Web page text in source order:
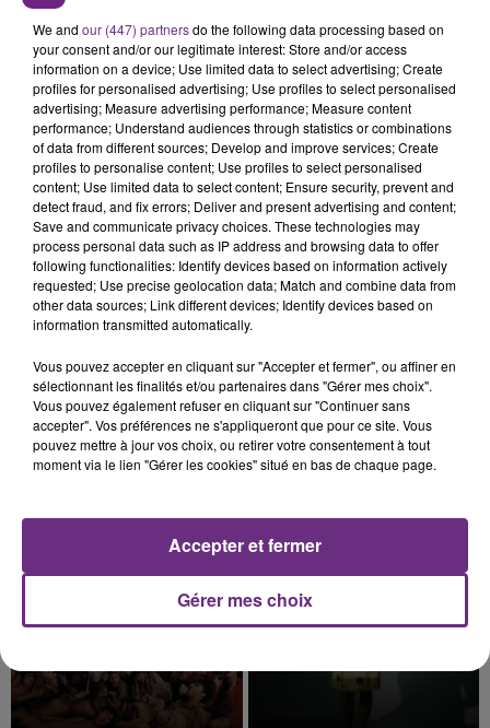
LE MAGASIN JOUÉCLUB DE REIMS FERME
SES PORTES
C'était l'une des institutions du centre-ville
rémois. Le magasin JouéClub est contraint de
fermer ses portes.
TITRES DIFFUSÉS
8h02
8h02 7h59
7h59
We and our (447) partnersdo the following data processing based on
your consent and/or our legitimate interest: Store and/or access
information on a device; Use limited data to select advertising; Create
profiles for personalised advertising; Use profiles to select personalised
advertising; Measure advertising performance; Measure content
performance; Understand audiences through statistics or combinations
of data from different sources; Develop and improve services; Create
profiles to personalise content; Use profiles to select personalised
content; Use limited data to select content; Ensure security, prevent and
detect fraud, and fix errors; Deliver and present advertising and content;
Save and communicate privacy choices. These technologies may
process personal data such as IP address and browsing data to offer
following functionalities: Identify devices based on information actively
requested; Use precise geolocation data; Match and combine data from
other data sources; Link different devices; Identify devices based on
information transmitted automatically.
Vous pouvez accepter en cliquant sur "Accepter et fermer", ou affiner en
sélectionnant les finalités et/ou partenaires dans "Gérer mes choix".
Vous pouvez également refuser en cliquant sur "Continuer sans
accepter". Vos préférences ne s'appliqueront que pour ce site. Vous
pouvez mettre à jour vos choix, ou retirer votre consentement à tout
moment via le lien "Gérer les cookies" situé en bas de chaque page.
Gérer mes choix
Accepter et fermer